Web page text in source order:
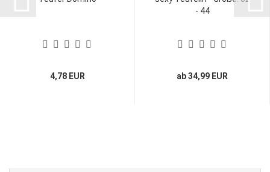
4,78 EUR
- 44
ab 34,99 EUR